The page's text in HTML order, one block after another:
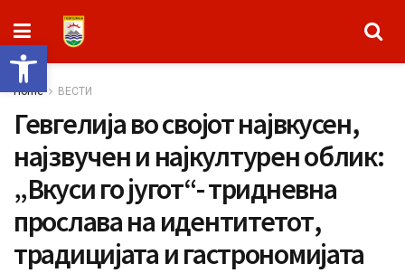
Open toolbar
Home ВЕСТИ
Гевгелија во својот највкусен,
најзвучен и најкултурен облик:
„Вкуси го југот“- тридневна
прослава на идентитетот,
традицијата и гастрономијата